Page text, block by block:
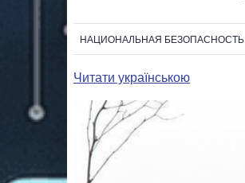
НАЦИОНАЛЬНАЯ БЕЗОПАСНОСТЬ
Читати українською